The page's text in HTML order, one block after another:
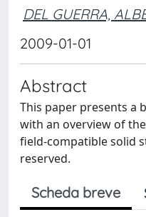
DEL GUERRA,
2009-01-01
Abstract
This paper presents a
with an overview of
field-compatible solid
reserved.
Scheda breve